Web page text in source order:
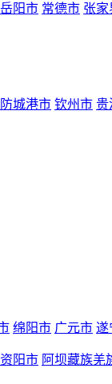
岳阳市 常德市 张家
防城港市 钦州市 贵
绵阳市 广元市 遂
资阳市 阿坝藏族羌